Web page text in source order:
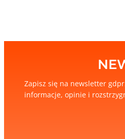
Zapisz się na newsletter
informacje, opinie i